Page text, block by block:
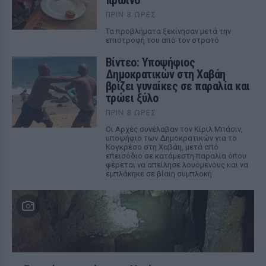
ΠΡΙΝ 8 ΏΡΕΣ
Τα προβλήματα ξεκίνησαν μετά την
επιστροφή του από τον στρατό
Βίντεο: Υποψήφιος
Δημοκρατικών στη Χαβάη
βρίζει γυναίκες σε παραλία και
τρώει ξύλο
ΠΡΙΝ 8 ΏΡΕΣ
Οι Αρχές συνέλαβαν τον Κίριλ Μπάσιν,
υποψήφιο των Δημοκρατικών για το
Κογκρέσο στη Χαβάη, μετά από
επεισόδιο σε κατάμεστη παραλία όπου
φέρεται να απείλησε λουόμενους και να
εμπλάκηκε σε βίαιη συμπλοκή